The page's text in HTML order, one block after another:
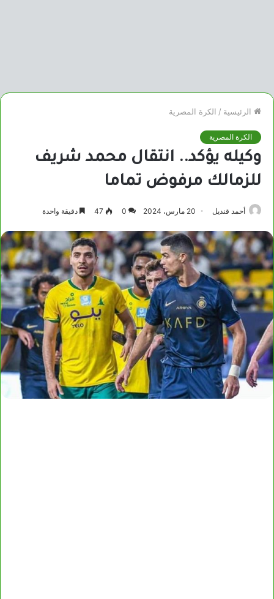
الرئيسية / الكرة المصرية
الكرة المصرية
وكيله يؤكد.. انتقال محمد شريف
للزمالك مرفوض تماما
أحمد قنديل 20 مارس، 2024 0
47 دقيقة واحدة